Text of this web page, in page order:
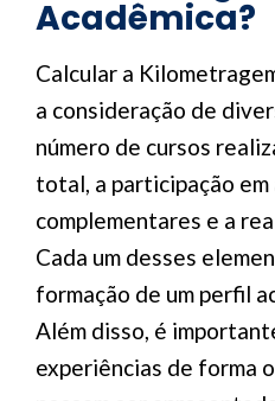
Acadêmica?
Calcular a
a consideração de
número de cursos
total, a participação
complementares e a
Cada um desses
formação de um perfil
Além disso, é
experiências de forma